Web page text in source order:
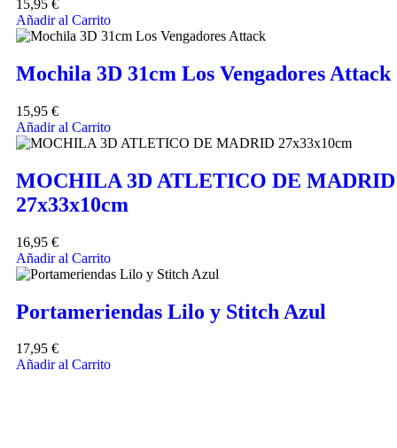
15,95 €
Añadir al Carrito
Mochila 3D 31cm Los Vengadores Attack
15,95 €
Añadir al Carrito
MOCHILA 3D ATLETICO DE MADRID
27x33x10cm
16,95 €
Añadir al Carrito
Portameriendas Lilo y Stitch Azul
17,95 €
Añadir al Carrito